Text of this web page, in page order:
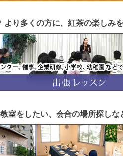
より多くの方に、紅茶の楽しみ
教室をしたい、会合の場所探しな